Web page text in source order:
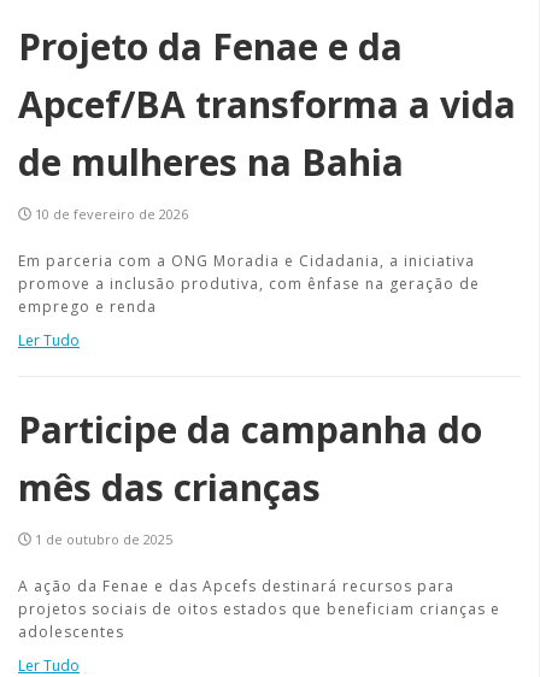
Projeto da Fenae e da
Apcef/BA transforma a vida
de mulheres na Bahia
10 de fevereiro de 2026
Em parceria com a ONG Moradia e Cidadania, a iniciativa
promove a inclusão produtiva, com ênfase na geração de
emprego e renda
Ler Tudo
Participe da campanha do
mês das crianças
1 de outubro de 2025
A ação da Fenae e das Apcefs destinará recursos para
projetos sociais de oitos estados que beneficiam crianças e
adolescentes
Ler Tudo